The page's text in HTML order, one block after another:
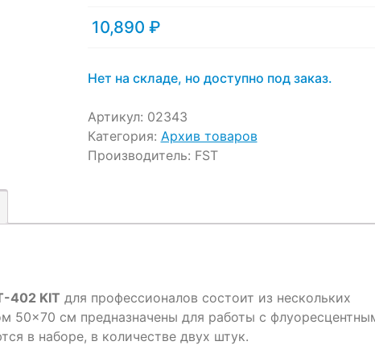
10,890 ₽
Нет на складе, но доступно под заказ.
Артикул: 02343
Категория: Архив товаров
Производитель: FST
402 KIT для профессионалов состоит из нескольких
50×70 см предназначены для работы с
в наборе, в количестве двух штук.